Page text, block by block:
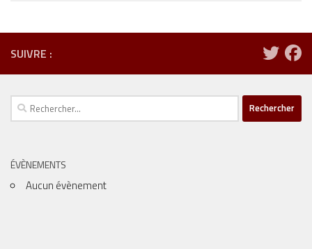
SUIVRE :
Rechercher :
ÉVÈNEMENTS
Aucun évènement